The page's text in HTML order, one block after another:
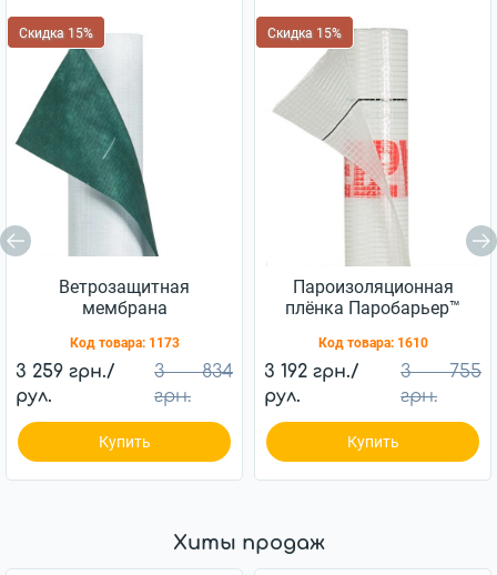
Скидка 15%
Ветрозащитная
мембрана
85г/м2 (75м2)
Код товара: 1173
3 259 грн./
рул.
3 834
грн.
Купить
Скидка 15%
Пароизоляционная
плёнка Паробарьер™
(75м2)
Код товара: 1610
3 192 грн./
рул.
3 755
грн.
Купить
Хиты продаж